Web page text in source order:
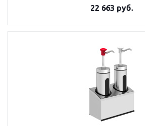
22 663 руб.